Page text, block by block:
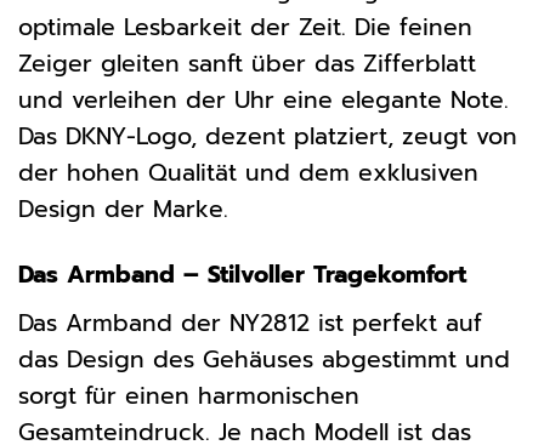
optimale Lesbarkeit der Zeit. Die feinen
Zeiger gleiten sanft über das Zifferblatt
und verleihen der Uhr eine elegante Note.
Das DKNY-Logo, dezent platziert, zeugt von
der hohen Qualität und dem exklusiven
Design der Marke.
Das Armband – Stilvoller Tragekomfort
Das Armband der NY2812 ist perfekt auf
das Design des Gehäuses abgestimmt und
sorgt für einen harmonischen
Gesamteindruck. Je nach Modell ist das